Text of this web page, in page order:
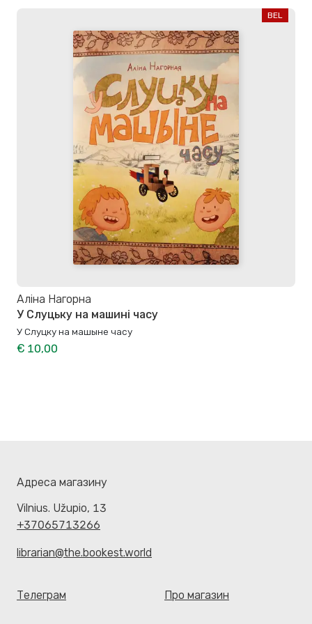
BEL
Аліна Нагорна
У Слуцьку на машині часу
У Слуцку на машыне часу
€ 10,00
Адреса магазину
Vilnius. Užupio, 13
+37065713266
librarian@the.bookest.world
Телеграм Про магазин